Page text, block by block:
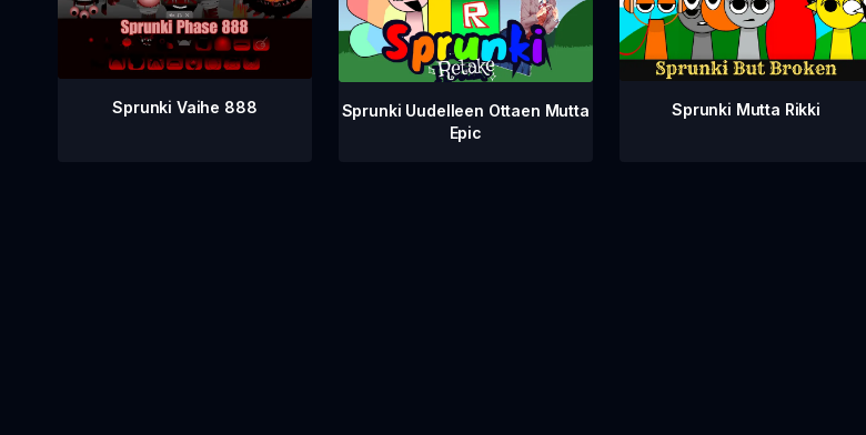
Sprunki Vaihe 888
Sprunki Uudelleen Ottaen Mutta
Epic
Sprunki Mutta Rikki